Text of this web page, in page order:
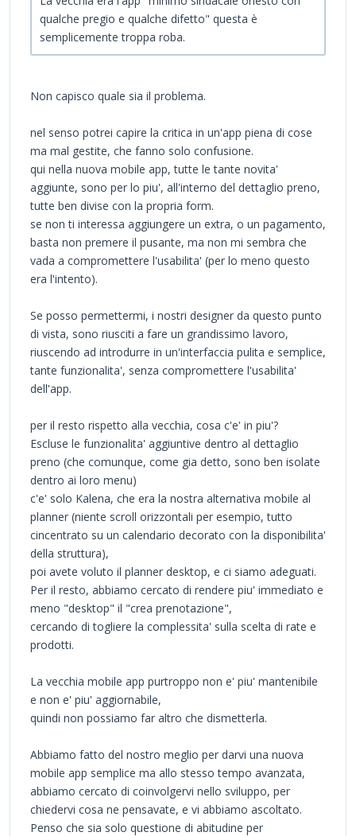
qualche pregio e qualche difetto" questa è
semplicemente troppa roba.
Non capisco quale sia il problema.
nel senso potrei capire la critica in un'app piena di cose
ma mal gestite, che fanno solo confusione.
qui nella nuova mobile app, tutte le tante novita'
aggiunte, sono per lo piu', all'interno del dettaglio preno,
tutte ben divise con la propria form.
se non ti interessa aggiungere un extra, o un pagamento,
basta non premere il pusante, ma non mi sembra che
vada a compromettere l'usabilita' (per lo meno questo
era l'intento).
Se posso permettermi, i nostri designer da questo punto
di vista, sono riusciti a fare un grandissimo lavoro,
riuscendo ad introdurre in un'interfaccia pulita e semplice,
tante funzionalita', senza compromettere l'usabilita'
dell'app.
per il resto rispetto alla vecchia, cosa c'e' in piu'?
Escluse le funzionalita' aggiuntive dentro al dettaglio
preno (che comunque, come gia detto, sono ben isolate
dentro ai loro menu)
c'e' solo Kalena, che era la nostra alternativa mobile al
planner (niente scroll orizzontali per esempio, tutto
cincentrato su un calendario decorato con la disponibilita'
della struttura),
poi avete voluto il planner desktop, e ci siamo adeguati.
Per il resto, abbiamo cercato di rendere piu' immediato e
meno "desktop" il "crea prenotazione",
cercando di togliere la complessita' sulla scelta di rate e
prodotti.
La vecchia mobile app purtroppo non e' piu' mantenibile
e non e' piu' aggiornabile,
quindi non possiamo far altro che dismetterla.
Abbiamo fatto del nostro meglio per darvi una nuova
mobile app semplice ma allo stesso tempo avanzata,
abbiamo cercato di coinvolgervi nello sviluppo, per
chiedervi cosa ne pensavate, e vi abbiamo ascoltato.
Penso che sia solo questione di abitudine per